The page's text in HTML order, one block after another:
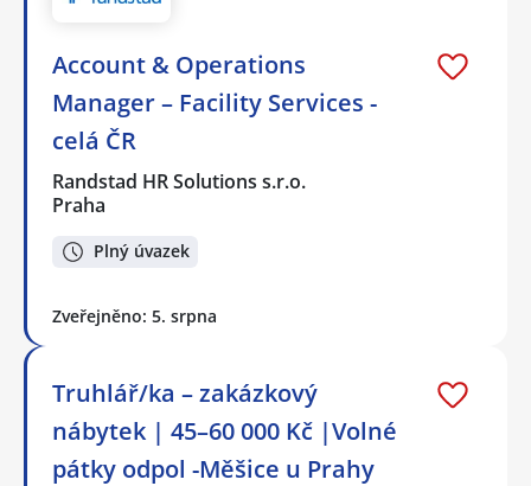
Account & Operations
Manager – Facility Services -
celá ČR
Randstad HR Solutions s.r.o.
Praha
Plný úvazek
Zveřejněno: 5. srpna
Truhlář/ka – zakázkový
nábytek | 45–60 000 Kč |Volné
pátky odpol -Měšice u Prahy